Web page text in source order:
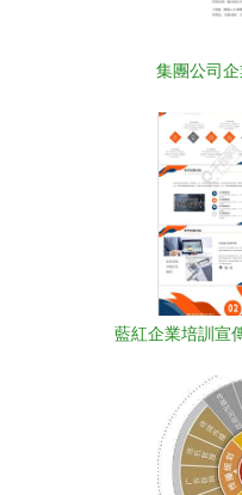
集團公司
藍紅企業培訓宣